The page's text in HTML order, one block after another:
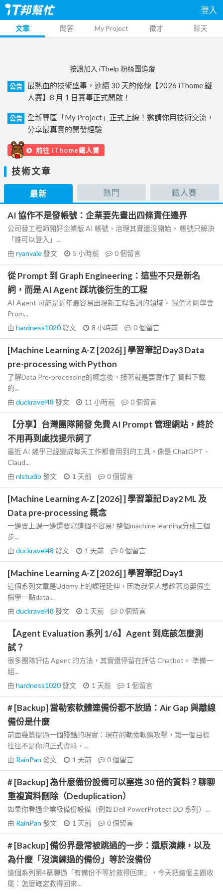
登入
文章 問答 My Project 徵才 聊天
按讚加入 iThelp 粉絲團追蹤
公告
最熱血的技術盛事，連續 30 天的修煉【2026 iThome 鐵
人賽】8 月 1 日賽事正式開啟！
公告
全新專區「My Project」正式上線！邀請你用技術交流，
分享最真實的開發經驗
前往 iThome鐵人賽
技術文章
最新 熱門 鐵人賽
AI 協作不是發帳號：企業要先畫出四條責任邊界
公司替工程師開好企業版 AI 帳號，治理其實還沒開始。 帳號只解決
「誰可以登入」...
由 ryanvale發文 5 小時前 0個留言
從 Prompt 到 Graph Engineering：這些不只是新名
詞，而是 AI Agent 踩坑後衍生的工程
AI Agent 可能是近年最容易出現新工程名詞的領域。 我們才剛學會
Prom...
由 hardness1020發文 8 小時前 0個留言
[Machine Learning A-Z [2026] ] 學習筆記 Day3 Data
pre-processing with Python
了解Data Pre-processing的概念後，接著就是要實作了 資料下載
的...
由 duckravel48 發文 11 小時前 0個留言
【分享】台灣團隊開發 免費 AI Prompt 管理網站，終於
不用再到處找提示詞了
最近 AI 幾乎已經變成每天工作都會用到的工具。像是 ChatGPT、
Claud...
由 nlstudio 發文 1 天前 0個留言
[Machine Learning A-Z [2026] ] 學習筆記 Day2 ML 及
Data pre-processing 概念
一邊要上課一邊還要寫這個不容易! 整個machine learning分成三個
步...
由 duckravel48 發文 1 天前 0個留言
[Machine Learning A-Z [2026] ] 學習筆記 Day1
這個系列文章是Udemy上的課程延伸，因為我個人想趁著育嬰假空
檔學一點data...
由 duckravel48 發文 1 天前 0個留言
【Agent Evaluation 系列 1/6】Agent 到底該怎麼測
試？
很多團隊評估 Agent 的方法，其實還停留在評估 Chatbot。 準備一
組...
由 hardness1020發文 1 天前 1 個留言
# [Backup] 當勒索軟體連備份都不放過：Air Gap 與離線
備份是什麼
前面幾篇提過一個殘酷的現實：現在的勒索軟體攻擊，第一個目標
往往不是你的正式資料，...
由 RainPan 發文 1 天前 0個留言
# [Backup] 為什麼備份設備可以塞進 30 倍的資料？聊聊
重複資料刪除（Deduplication）
如果你看過企業級備份設備（例如 Dell PowerProtect DD 系列）...
由 RainPan 發文 1 天前 0個留言
# [Backup] 備份界最常被跳過的一步：還原演練，以及
為什麼「沒演練過的備份」等於沒備份
這個系列第4篇聊過「有備份不等於救得回來」，今天把這個主題收
尾：怎麼確定救得回來...